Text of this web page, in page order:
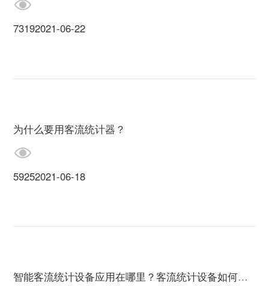
73192021-06-22
为什么要用客流统计器？
59252021-06-18
智能客流统计设备应用在哪里？客流统计设备如何安装？